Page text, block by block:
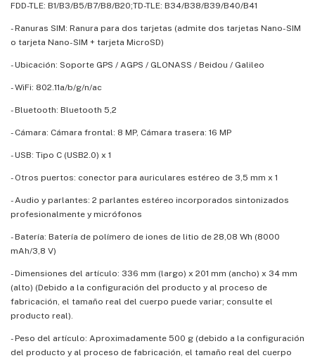
FDD-TLE: B1/B3/B5/B7/B8/B20;TD-TLE: B34/B38/B39/B40/B41
- Ranuras SIM: Ranura para dos tarjetas (admite dos tarjetas Nano-SIM
o tarjeta Nano-SIM + tarjeta MicroSD)
- Ubicación: Soporte GPS / AGPS / GLONASS / Beidou / Galileo
- WiFi: 802.11a/b/g/n/ac
- Bluetooth: Bluetooth 5,2
- Cámara: Cámara frontal: 8 MP, Cámara trasera: 16 MP
- USB: Tipo C (USB2.0) x 1
- Otros puertos: conector para auriculares estéreo de 3,5 mm x 1
- Audio y parlantes: 2 parlantes estéreo incorporados sintonizados
profesionalmente y micrófonos
- Batería: Batería de polímero de iones de litio de 28,08 Wh (8000
mAh/3,8 V)
- Dimensiones del artículo: 336 mm (largo) x 201 mm (ancho) x 34 mm
(alto) (Debido a la configuración del producto y al proceso de
fabricación, el tamaño real del cuerpo puede variar; consulte el
producto real).
- Peso del artículo: Aproximadamente 500 g (debido a la configuración
del producto y al proceso de fabricación, el tamaño real del cuerpo